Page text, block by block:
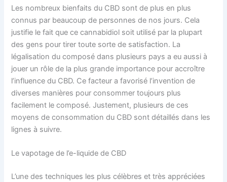
Les nombreux bienfaits du CBD sont de plus en plus
connus par beaucoup de personnes de nos jours. Cela
justifie le fait que ce cannabidiol soit utilisé par la plupart
des gens pour tirer toute sorte de satisfaction. La
légalisation du composé dans plusieurs pays a eu aussi à
jouer un rôle de la plus grande importance pour accroître
l’influence du CBD. Ce facteur a favorisé l’invention de
diverses manières pour consommer toujours plus
facilement le composé. Justement, plusieurs de ces
moyens de consommation du CBD sont détaillés dans les
lignes à suivre.
Le vapotage de l’e-liquide de CBD
L’une des techniques les plus célèbres et très appréciées